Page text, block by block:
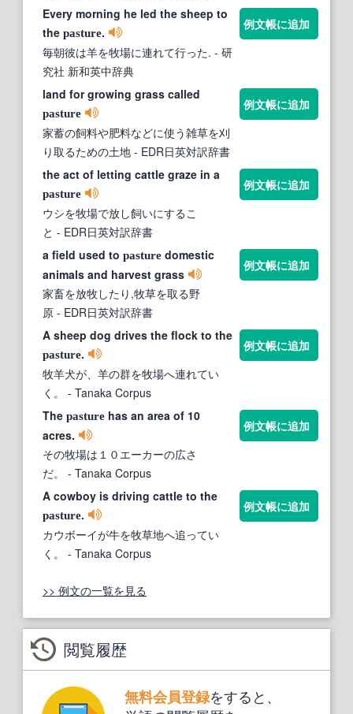
Every morning he led the sheep to
the pasture.
毎朝彼は羊を牧場に連れて行った. - 研
究社 新和英中辞典
例文帳に追加
land for growing grass called
pasture
家蓄の飼料や肥料などに使う雑草を刈
り取るための土地 - EDR日英対訳辞書
例文帳に追加
the act of letting cattle graze in a
pasture
ウシを牧場で放し飼いにするこ
と - EDR日英対訳辞書
例文帳に追加
a field used to pasture domestic
animals and harvest grass
家畜を放牧したり,牧草を取る野
原 - EDR日英対訳辞書
例文帳に追加
A sheep dog drives the flock to the
pasture.
牧羊犬が、羊の群を牧場へ連れてい
く。
- Tanaka Corpus
例文帳に追加
The pasture has an area of 10
acres.
その牧場は１０エーカーの広さ
だ。
- Tanaka Corpus
例文帳に追加
A cowboy is driving cattle to the
pasture.
カウボーイが牛を牧草地へ追ってい
く。
- Tanaka Corpus
例文帳に追加
>> 例文の一覧を見る
閲覧履歴
無料会員登録をすると、